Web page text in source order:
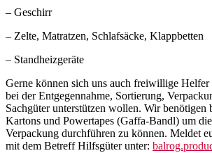
– Geschirr
– Zelte, Matratzen, Schlafsäcke, Klappbetten
– Standheizgeräte
Gerne können sich uns auch freiwillige Helfer
bei der Entgegennahme, Sortierung,
Sachgüter unterstützen wollen. Wir benötigen
Kartons und Powertapes (Gaffa-Bandl) um
Verpackung durchführen zu können. Meldet
mit dem Betreff Hilfsgüter unter: